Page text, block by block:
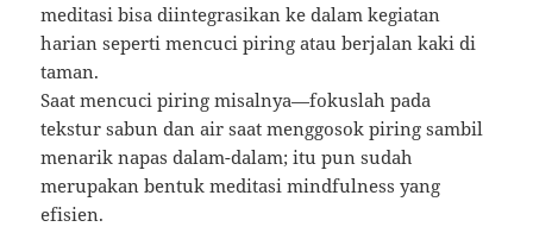
meditasi bisa diintegrasikan ke dalam kegiatan
harian seperti mencuci piring atau berjalan kaki di
taman.
Saat mencuci piring misalnya—fokuslah pada
tekstur sabun dan air saat menggosok piring sambil
menarik napas dalam-dalam; itu pun sudah
merupakan bentuk meditasi mindfulness yang
efisien.